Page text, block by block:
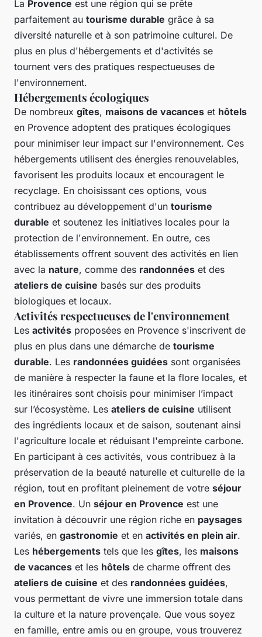
La Provence est une région qui se prête
parfaitement au tourisme durable grâce à sa
diversité naturelle et à son patrimoine culturel. De
plus en plus d'hébergements et d'activités se
tournent vers des pratiques respectueuses de
l'environnement.
Hébergements écologiques
De nombreux gîtes, maisons de vacances et hôtels
en Provence adoptent des pratiques écologiques
pour minimiser leur impact sur l'environnement. Ces
hébergements utilisent des énergies renouvelables,
favorisent les produits locaux et encouragent le
recyclage. En choisissant ces options, vous
contribuez au développement d'un tourisme
durable et soutenez les initiatives locales pour la
protection de l'environnement. En outre, ces
établissements offrent souvent des activités en lien
avec la nature, comme des randonnées et des
ateliers de cuisine basés sur des produits
biologiques et locaux.
Activités respectueuses de l'environnement
Les activités proposées en Provence s'inscrivent de
plus en plus dans une démarche de tourisme
durable. Les randonnées guidées sont organisées
de manière à respecter la faune et la flore locales, et
les itinéraires sont choisis pour minimiser l’impact
sur l’écosystème. Les ateliers de cuisine utilisent
des ingrédients locaux et de saison, soutenant ainsi
l'agriculture locale et réduisant l'empreinte carbone.
En participant à ces activités, vous contribuez à la
préservation de la beauté naturelle et culturelle de la
région, tout en profitant pleinement de votre séjour
en Provence. Un séjour en Provence est une
invitation à découvrir une région riche en paysages
variés, en gastronomie et en activités en plein air.
Les hébergements tels que les gîtes, les maisons
de vacances et les hôtels de charme offrent des
ateliers de cuisine et des randonnées guidées,
vous permettant de vivre une immersion totale dans
la culture et la nature provençale. Que vous soyez
en famille, entre amis ou en groupe, vous trouverez